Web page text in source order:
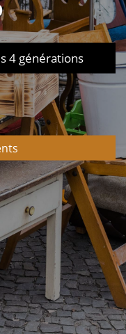
4 générations